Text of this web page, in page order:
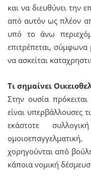
και να διευθύνει την
από αυτόν ως πλέον
υπό το άνω
επιτρέπεται,
να ασκείται
Τι σημαίνει
Στην ουσία
είναι υπερβάλλουσες
εκάστοτε
χορηγούνται από
κάποια νομική